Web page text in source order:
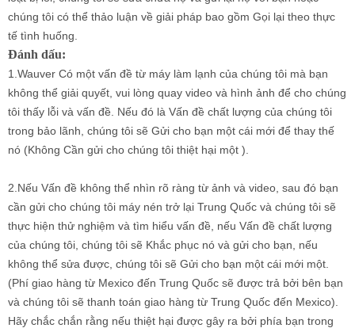
chúng tôi có thể thảo luận về giải pháp bao gồm Gọi lại theo thực
tế tình huống.
Đánh dấu:
1.Wauver Có một vấn đề từ máy làm lạnh của chúng tôi mà bạn
không thể giải quyết, vui lòng quay video và hình ảnh để cho chúng
tôi thấy lỗi và vấn đề. Nếu đó là Vấn đề chất lượng của chúng tôi
trong bảo lãnh, chúng tôi sẽ Gửi cho bạn một cái mới để thay thế
nó (Không Cần gửi cho chúng tôi thiệt hại một ).
2.Nếu Vấn đề không thể nhìn rõ ràng từ ảnh và video, sau đó bạn
cần gửi cho chúng tôi máy nén trở lại Trung Quốc và chúng tôi sẽ
thực hiện thử nghiệm và tìm hiểu vấn đề, nếu Vấn đề chất lượng
của chúng tôi, chúng tôi sẽ Khắc phục nó và gửi cho bạn, nếu
không thể sửa được, chúng tôi sẽ Gửi cho bạn một cái mới một.
(Phí giao hàng từ Mexico đến Trung Quốc sẽ được trả bởi bên bạn
và chúng tôi sẽ thanh toán giao hàng từ Trung Quốc đến Mexico).
Hãy chắc chắn rằng nếu thiệt hại được gây ra bởi phía bạn trong